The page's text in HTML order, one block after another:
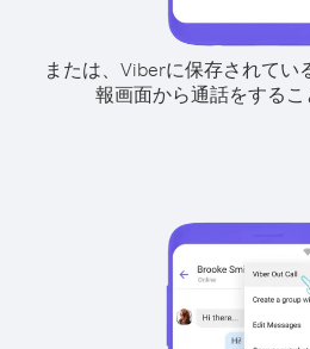
または、Viberに保存されてい
報画面から通話をするこ